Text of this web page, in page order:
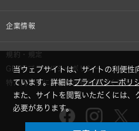
車載製品
部品/付属品
半導体レーザー応用製品
その他、メディア 取材関連等のお問い合
企業情報
株式会社オーディオテクニカ
採用情報
GLOBAL-オーディオテクニカ
規約・規定
GDPRプライバシーポリシー
特定商取引に関する法律に基づく表示
当ウェブサイトは、サイトの利便性
ています。詳細はプライバシーポリ
また、サイトを閲覧いただくには、
必要があります。